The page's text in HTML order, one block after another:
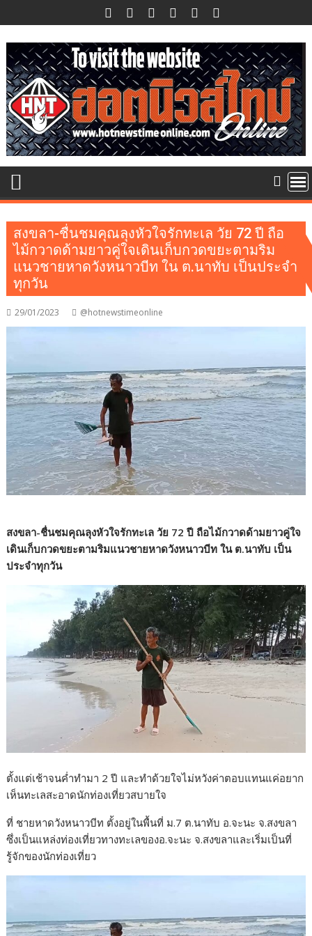
to
content
สงขลา-ชื่นชมคุณลุงหัวใจรักทะเล วัย 72 ปี ถือ
ไม้กวาดด้ามยาวคู่ใจเดินเก็บกวดขยะตามริม
แนวชายหาดวังหนาวบีท ใน ต.นาทับ เป็นประจำ
ทุกวัน
29/01/2023 @hotnewstimeonline
สงขลา-ชื่นชมคุณลุงหัวใจรักทะเล วัย 72 ปี ถือไม้กวาดด้ามยาวคู่ใจ
เดินเก็บกวดขยะตามริมแนวชายหาดวังหนาวบีท ใน ต.นาทับ เป็น
ประจำทุกวัน
ตั้งแต่เช้าจนค่ำทำมา 2 ปี และทำด้วยใจไม่หวังค่าตอบแทนแค่อยาก
เห็นทะเลสะอาดนักท่องเที่ยวสบายใจ
ที่ ชายหาดวังหนาวบีท ตั้งอยู่ในพื้นที่ ม.7 ต.นาทับ อ.จะนะ จ.สงขลา
ซึ่งเป็นแหล่งท่องเที่ยวทางทะเลของอ.จะนะ จ.สงขลาและเริ่มเป็นที่
รู้จักของนักท่องเที่ยว